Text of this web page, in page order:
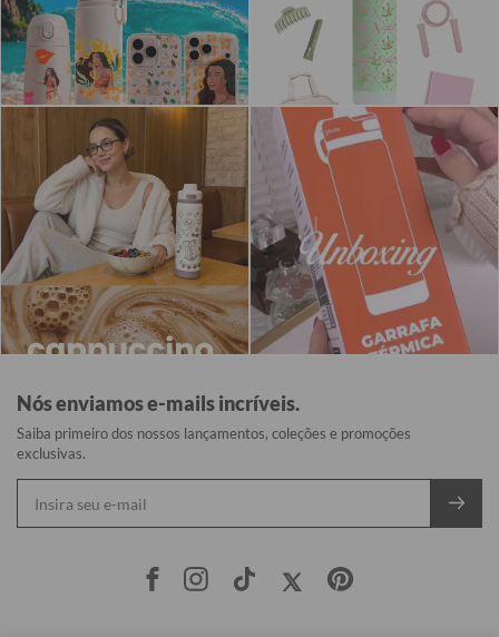
Nós enviamos e-mails incríveis.
Saiba primeiro dos nossos lançamentos, coleções e promoções
exclusivas.